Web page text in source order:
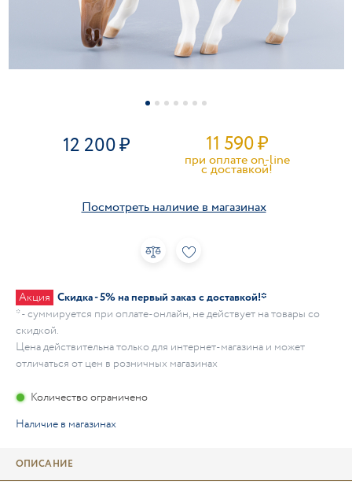
12 200 11 590₽
при оплате on-line
c доставкой!
Посмотреть наличие в магазинах
Акция Скидка - 5% на первый заказ с доставкой!*
* - суммируется при оплате-онлайн, не действует на товары со
скидкой.
Цена действительна только для интернет-магазина и может
отличаться от цен в розничных магазинах
Количество ограничено
Наличие в магазинах
ОПИСАНИЕ